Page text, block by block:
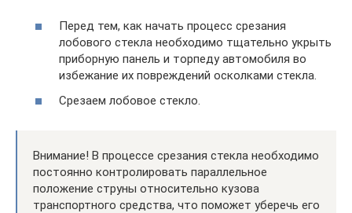
Перед тем, как начать процесс срезания
лобового стекла необходимо тщательно укрыть
приборную панель и торпеду автомобиля во
избежание их повреждений осколками стекла.
Срезаем лобовое стекло.
Внимание! В процессе срезания стекла необходимо
постоянно контролировать параллельное
положение струны относительно кузова
транспортного средства, что поможет уберечь его